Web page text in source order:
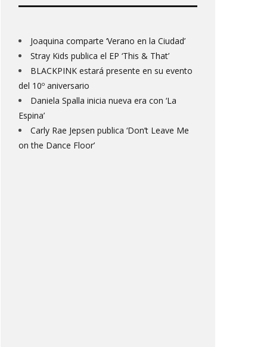
Joaquina comparte ‘Verano en la Ciudad’
Stray Kids publica el EP ‘This & That’
BLACKPINK estará presente en su evento
del 10º aniversario
Daniela Spalla inicia nueva era con ‘La
Espina’
Carly Rae Jepsen publica ‘Don’t Leave Me
on the Dance Floor’